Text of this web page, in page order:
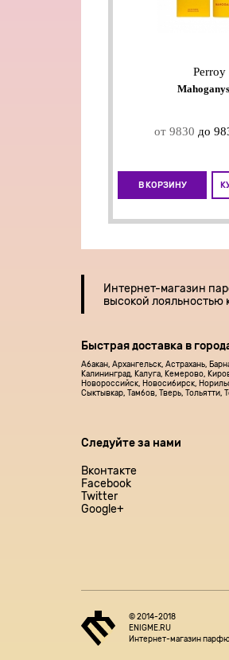
Perroy
от 9830 до
В КОРЗИНУ
Интернет-магазин
высокой лояльностью
Быстрая доставка в
Абакан, Архангельск, Астрахань,
Калининград, Калуга, Кемерово,
Новороссийск, Новосибирск,
Сыктывкар, Тамбов, Тверь, Тольятти,
Следуйте за нами
Вконтакте
Facebook
Twitter
Google+
© 2014-2018
ENIGME.RU
Интернет-магазин